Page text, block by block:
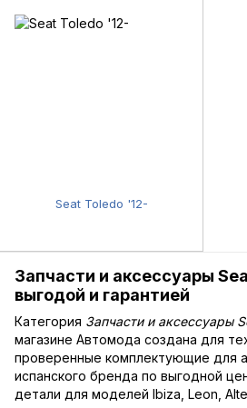
Запчасти и аксессуары
выгодой и гарантией
Категория Запчасти и аксессуары
магазине Автомода создана для
проверенные комплектующие для
испанского бренда по выгодной
детали для моделей Ibiza, Leon,
Seat Toledo '12-